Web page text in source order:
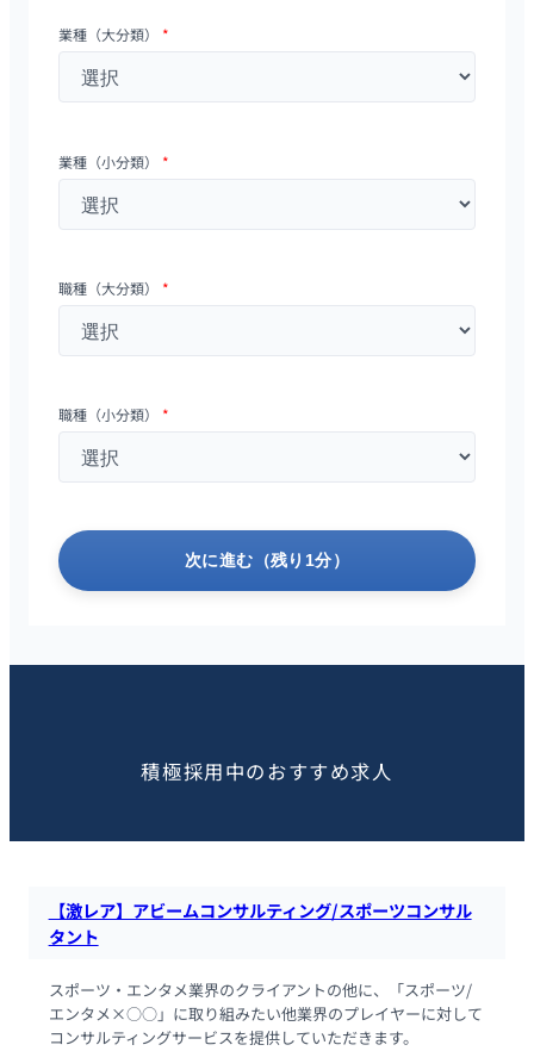
業種（大分類） *
業種（小分類） *
職種（大分類） *
職種（小分類） *
次に進む（残り1分）
積極採用中のおすすめ求人
【激レア】アビームコンサルティング/スポーツコンサル
タント
スポーツ・エンタメ業界のクライアントの他に、「スポーツ/
エンタメ×○○」に取り組みたい他業界のプレイヤーに対して
コンサルティングサービスを提供していただきます。